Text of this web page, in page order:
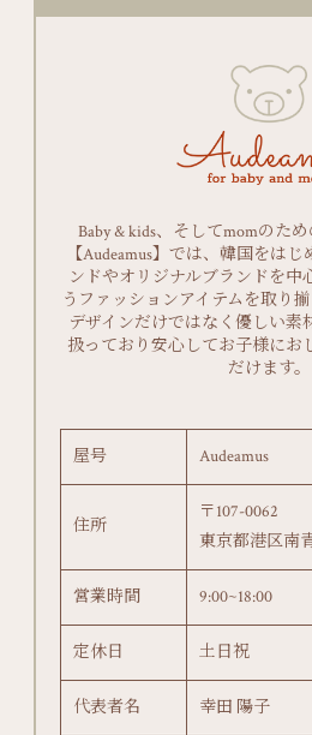
Baby & kids、そしてmomのた
【Audeamus】では、韓国をは
ンドやオリジナルブランドを中
うファッションアイテムを取り
デザインだけではなく優しい素
扱っており安心してお子様にお
だけます。
屋号 Audeamus
住所
〒107-0062
東京都港区南
営業時間 9:00~18:00
定休日 土日祝
代表者名 幸田 陽子